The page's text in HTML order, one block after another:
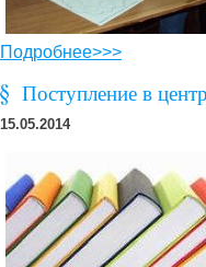
Подробнее>>>
Поступление в
15.05.2014